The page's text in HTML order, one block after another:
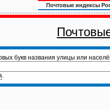
Почтовые индексы
букв названия улицы или
.